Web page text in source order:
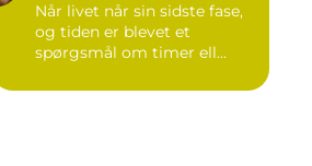
Når livet når sin sidste fase,
og tiden er blevet et
spørgsmål om timer ell...